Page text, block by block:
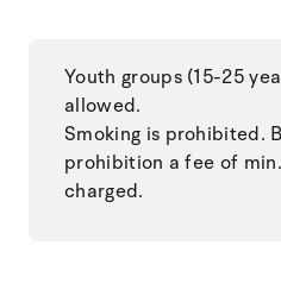
Youth groups (15-25
allowed.
Smoking is prohibited.
prohibition a fee of
charged.